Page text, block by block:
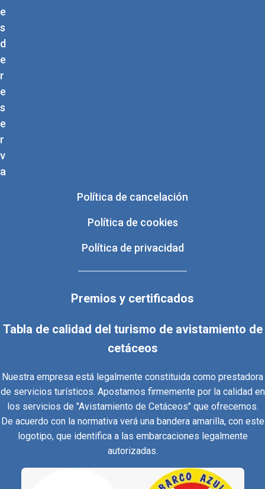
e
s
d
e
r
e
s
e
r
v
a
Política de cancelación
Política de cookies
Política de privacidad
Premios y certificados
Tabla de calidad del turismo de avistamiento de
cetáceos
Nuestra empresa está legalmente constituida como prestadora
de servicios turísticos. Apostamos firmemente por la calidad en
los servicios de "Avistamiento de Cetáceos" que ofrecemos.
De acuerdo con la normativa verá una bandera amarilla, con este
logotipo, que identifica a las embarcaciones legalmente
autorizadas.